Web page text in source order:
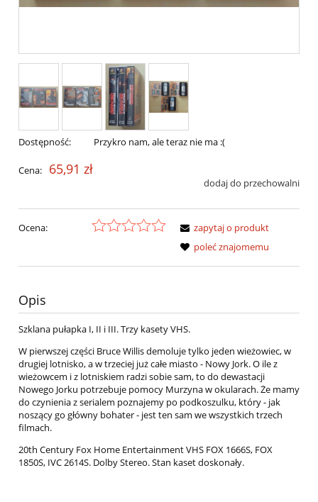
Dostępność: Przykro nam, ale teraz nie ma :(
Cena: 65,91 zł
dodaj do przechowalni
Ocena:
zapytaj o produkt
poleć znajomemu
Opis
Szklana pułapka I, II i III. Trzy kasety VHS.
W pierwszej części Bruce Willis demoluje tylko jeden wieżowiec, w
drugiej lotnisko, a w trzeciej już całe miasto - Nowy Jork. O ile z
wieżowcem i z lotniskiem radzi sobie sam, to do dewastacji
Nowego Jorku potrzebuje pomocy Murzyna w okularach. Że mamy
do czynienia z serialem poznajemy po podkoszulku, który - jak
noszący go główny bohater - jest ten sam we wszystkich trzech
filmach.
20th Century Fox Home Entertainment VHS FOX 1666S, FOX
1850S, IVC 2614S. Dolby Stereo. Stan kaset doskonały.